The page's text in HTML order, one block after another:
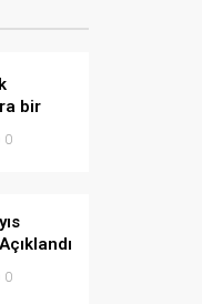
bir
0
0